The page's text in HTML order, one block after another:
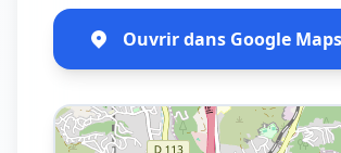
Ouvrir dans Google Maps